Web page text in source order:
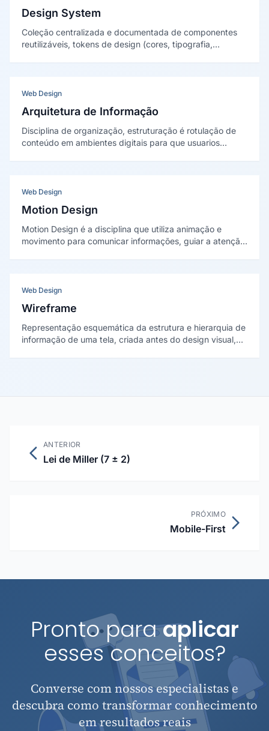
Design System
Coleção centralizada e documentada de componentes
reutilizáveis, tokens de design (cores, tipografia,
Web Design
Arquitetura de Informação
Disciplina de organização, estruturação é rotulação de
conteúdo em ambientes digitais para que usuarios
Web Design
Motion Design
Motion Design é a disciplina que utiliza animação e
movimento para comunicar informações, guiar a atenção
Web Design
Wireframe
Representação esquemática da estrutura e hierarquia de
informação de uma tela, criada antes do design visual,
ANTERIOR
Lei de Miller (7 ± 2)
PRÓXIMO
Mobile-First
Pronto paraaplicar
esses conceitos?
Converse com nossos especialistas e
descubra como transformar conhecimento
em resultados reais